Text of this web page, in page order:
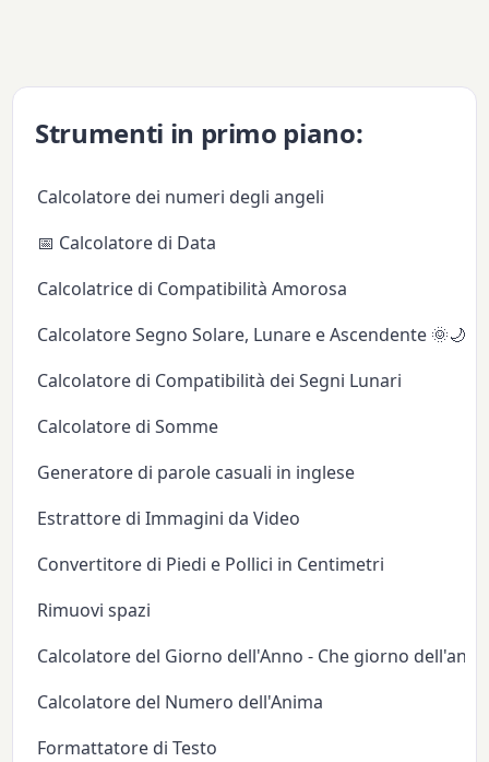
Strumenti in primo piano:
Calcolatore dei numeri degli angeli
📅 Calcolatore di Data
Calcolatrice di Compatibilità Amorosa
Calcolatore Segno Solare, Lunare e Ascendente 🌞🌙✨
Calcolatore di Compatibilità dei Segni Lunari
Calcolatore di Somme
Generatore di parole casuali in inglese
Estrattore di Immagini da Video
Convertitore di Piedi e Pollici in Centimetri
Rimuovi spazi
Calcolatore del Giorno dell'Anno - Che giorno
Calcolatore del Numero dell'Anima
Formattatore di Testo